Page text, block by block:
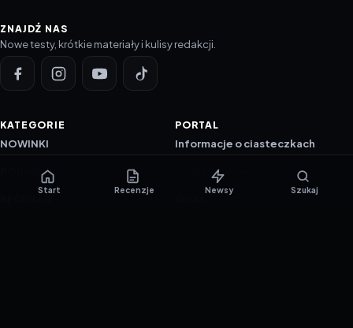
ZNAJDŹ NAS
Nowe testy, krótkie materiały i kulisy redakcji.
KATEGORIE
NOWINKI
PORADNIKI
PORTAL
Informacje o ciasteczkach
Polityka prywatności
Start Recenzje Newsy Szukaj